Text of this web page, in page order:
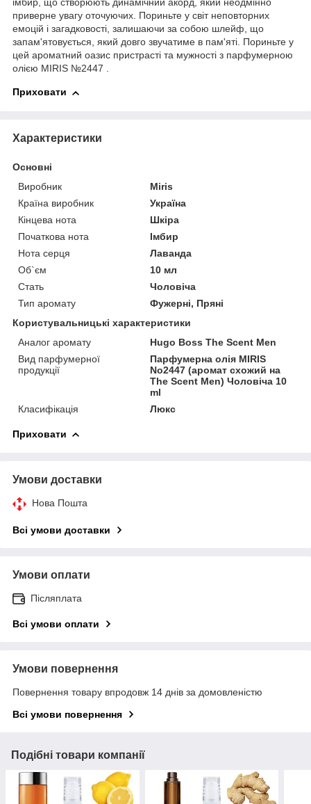
імбир, що створюють динамічний акорд, який неодмінно
приверне увагу оточуючих. Пориньте у світ неповторних
емоцій і загадковості, залишаючи за собою шлейф, що
запам'ятовується, який довго звучатиме в пам'яті. Пориньте у
цей ароматний оазис пристрасті та мужності з парфумерною
олією MIRIS №2447 .
Приховати
Характеристики
Основні
Виробник
Miris
Країна виробник
Україна
Кінцева нота
Шкіра
Початкова нота
Імбир
Нота серця
Лаванда
Об`єм
10 мл
Стать
Чоловіча
Тип аромату
Фужерні, Пряні
Користувальницькі характеристики
Аналог аромату
Hugo Boss The Scent Men
Вид парфумерної
продукції
Парфумерна олія MIRIS
No2447 (аромат схожий на
The Scent Men) Чоловіча 10
ml
Класифікація
Люкс
Приховати
Умови доставки
Нова Пошта
Всі умови доставки
Умови оплати
Післяплата
Всі умови оплати
Умови повернення
Повернення товару впродовж 14 днів за домовленістю
Всі умови повернення
Подібні товари компанії